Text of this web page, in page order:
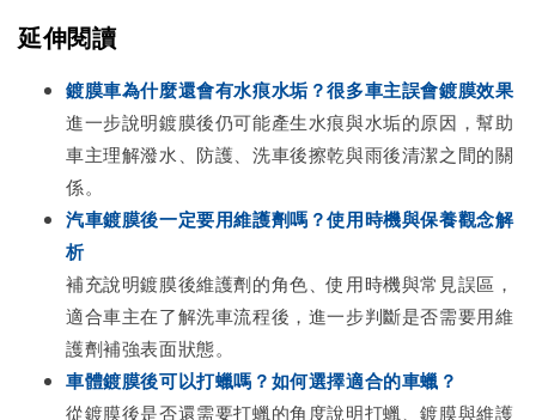
延伸閱讀
鍍膜車為什麼還會有水痕水垢？很多車主誤會鍍膜效果
進一步說明鍍膜後仍可能產生水痕與水垢的原因，幫助
車主理解潑水、防護、洗車後擦乾與雨後清潔之間的關
係。
汽車鍍膜後一定要用維護劑嗎？使用時機與保養觀念解
析
補充說明鍍膜後維護劑的角色、使用時機與常見誤區，
適合車主在了解洗車流程後，進一步判斷是否需要用維
護劑補強表面狀態。
車體鍍膜後可以打蠟嗎？如何選擇適合的車蠟？
從鍍膜後是否還需要打蠟的角度說明打蠟、鍍膜與維護